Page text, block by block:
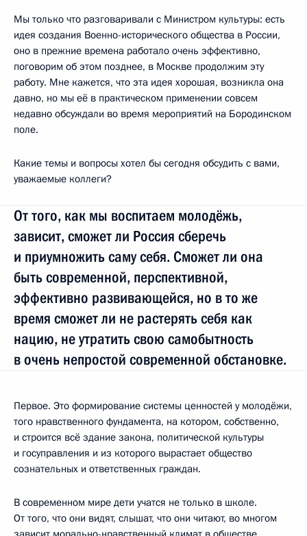
Мы только что разговаривали с Министром культуры: есть
идея создания Военно-исторического общества в России,
оно в прежние времена работало очень эффективно,
поговорим об этом позднее, в Москве продолжим эту
работу. Мне кажется, что эта идея хорошая, возникла она
давно, но мы её в практическом применении совсем
недавно обсуждали во время мероприятий на Бородинском
поле.
Какие темы и вопросы хотел бы сегодня обсудить с вами,
уважаемые коллеги?
От того, как мы воспитаем молодёжь,
зависит, сможет ли Россия сберечь
и приумножить саму себя. Сможет ли она
быть современной, перспективной,
эффективно развивающейся, но в то же
время сможет ли не растерять себя как
нацию, не утратить свою самобытность
в очень непростой современной обстановке.
Первое. Это формирование системы ценностей у молодёжи,
того нравственного фундамента, на котором, собственно,
и строится всё здание закона, политической культуры
и госуправления и из которого вырастает общество
сознательных и ответственных граждан.
В современном мире дети учатся не только в школе.
От того, что они видят, слышат, что они читают, во многом